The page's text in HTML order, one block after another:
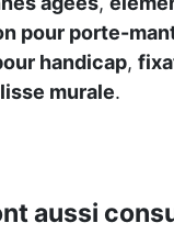
pour porte-
handicap,
murale.
aussi